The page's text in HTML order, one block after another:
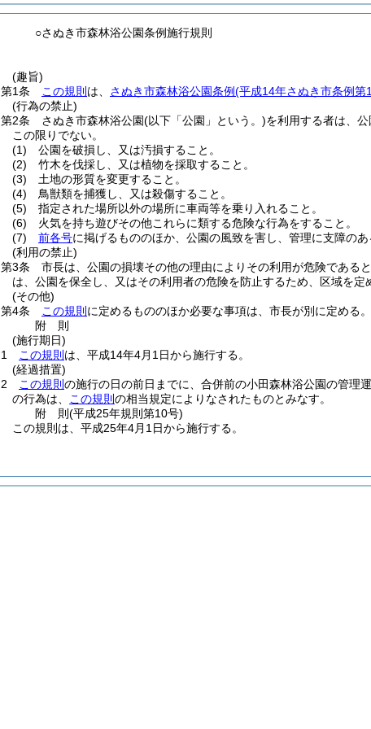
○さぬき市森林浴公園条例施行規則
(趣旨)
第1条
この規則 は、 さぬき市森林浴公園条例(平成14年さぬき市条例第
(行為の禁止)
第2条
さぬき市森林浴公園(以下「公園」という。)を利用する者は、
この限りでない。
(1)
公園を破損し、又は汚損すること。
(2)
竹木を伐採し、又は植物を採取すること。
(3)
土地の形質を変更すること。
(4)
鳥獣類を捕獲し、又は殺傷すること。
(5)
指定された場所以外の場所に車両等を乗り入れること。
(6)
火気を持ち遊びその他これらに類する危険な行為をすること。
(7)
前各号に掲げるもののほか、公園の風致を害し、管理に支障のあ
(利用の禁止)
第3条
市長は、公園の損壊その他の理由によりその利用が危険である
は、公園を保全し、又はその利用者の危険を防止するため、区域を定
(その他)
第4条
この規則 に定めるもののほか必要な事項は、市長が別に定める。
附 則
(施行期日)
1
この規則 は、平成14年4月1日から施行する。
(経過措置)
2
この規則 の施行の日の前日までに、合併前の小田森林浴公園の管理
の行為は、
この規則 の相当規定によりなされたものとみなす。
附 則(平成25年規則第10号)
この規則は、平成25年4月1日から施行する。